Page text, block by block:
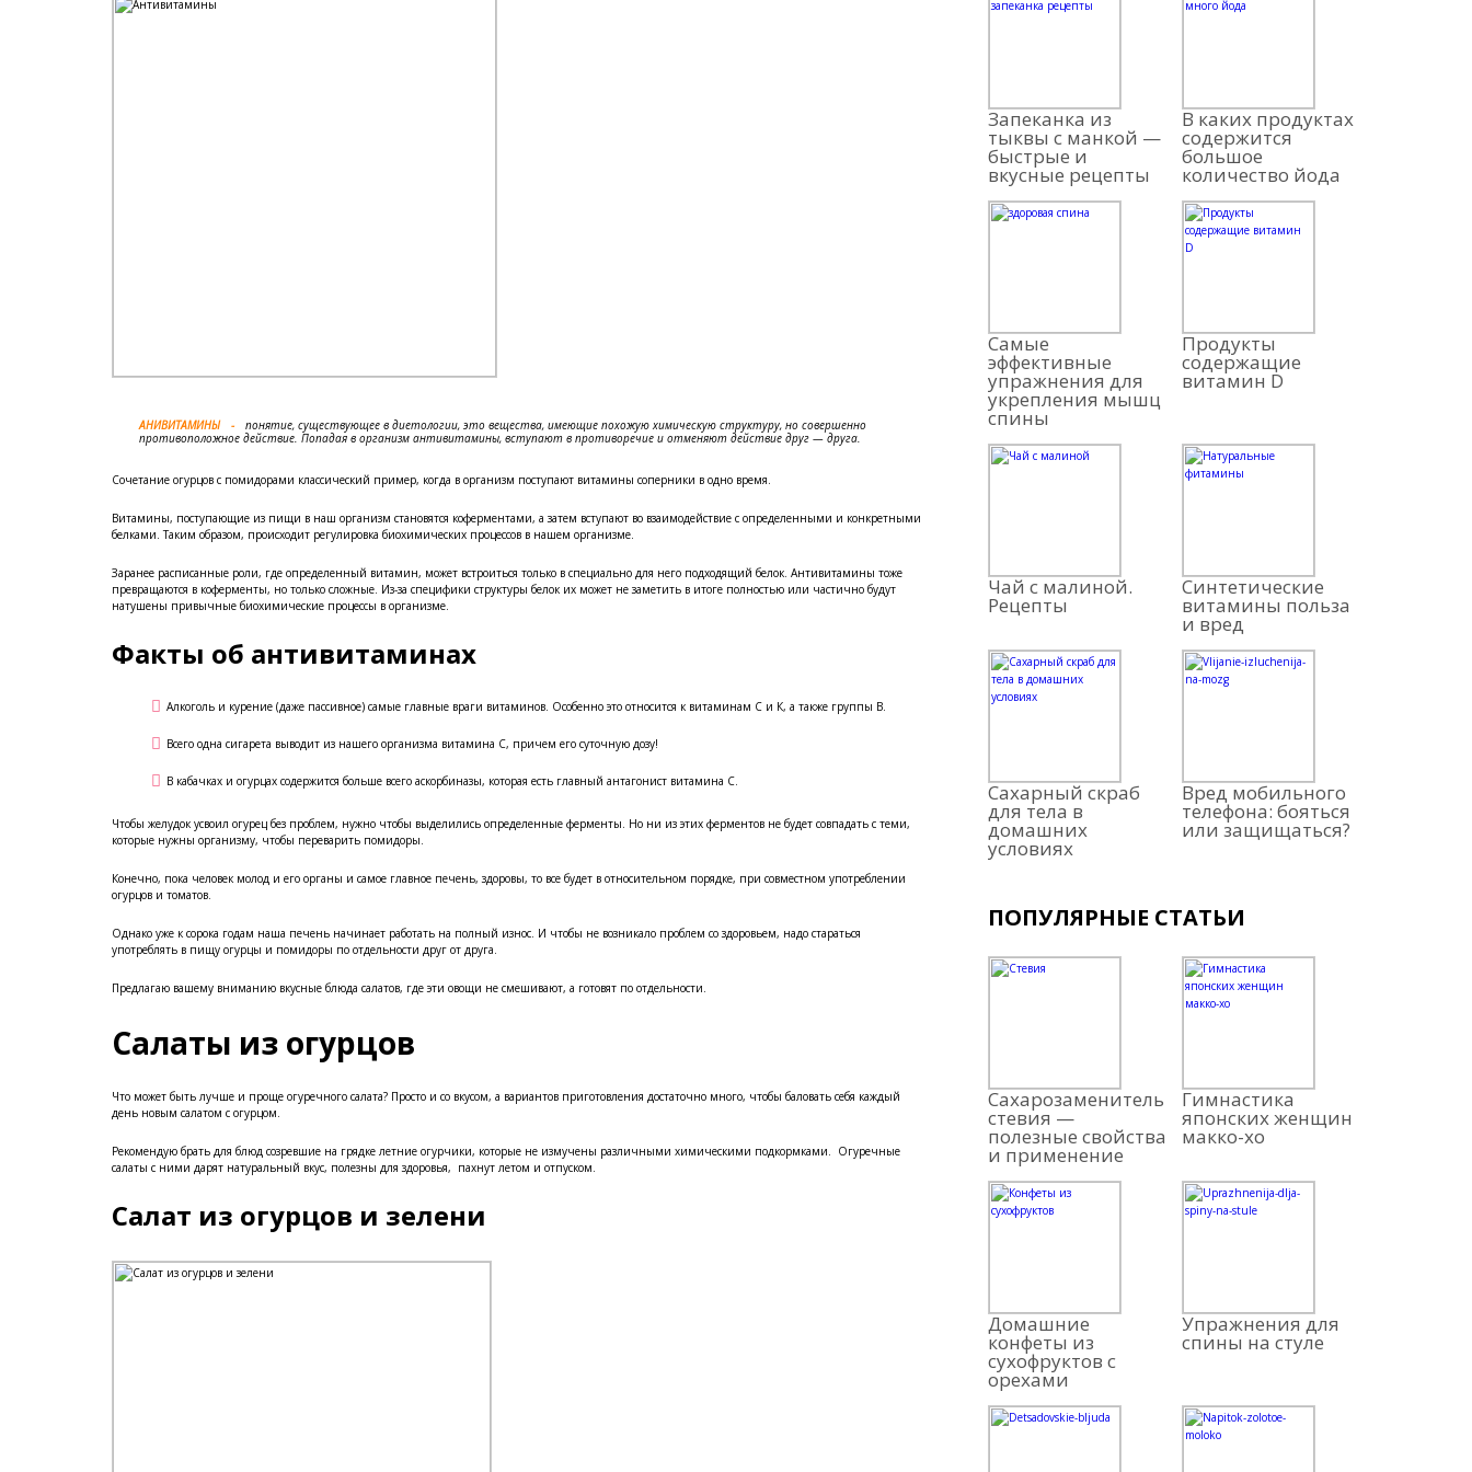
АНИВИТАМИНЫ
понятие, существующее в диетологии, это вещества, имеющие похожую химическую структуру, но совершенно
противоположное действие. Попадая в организм антивитамины, вступают в противоречие и отменяют действие друг — друга.
Сочетание огурцов с помидорами классический пример, когда в организм поступают витамины соперники в одно время.
Витамины, поступающие из пищи в наш организм становятся коферментами, а затем вступают во взаимодействие с определенными и конкретными
белками. Таким образом, происходит регулировка биохимических процессов в нашем организме.
Заранее расписанные роли, где определенный витамин, может встроиться только в специально для него подходящий белок. Антивитамины тоже
превращаются в коферменты, но только сложные. Из-за специфики структуры белок их может не заметить в итоге полностью или частично будут
натушены привычные биохимические процессы в организме.
Факты об антивитаминах
Алкоголь и курение (даже пассивное) самые главные враги витаминов. Особенно это относится к витаминам С и К, а также группы В.
Всего одна сигарета выводит из нашего организма витамина С, причем его суточную дозу!
В кабачках и огурцах содержится больше всего аскорбиназы, которая есть главный антагонист витамина С.
Чтобы желудок усвоил огурец без проблем, нужно чтобы выделились определенные ферменты. Но ни из этих ферментов не будет совпадать с теми,
которые нужны организму, чтобы переварить помидоры.
Конечно, пока человек молод и его органы и самое главное печень, здоровы, то все будет в относительном порядке, при совместном употреблении
огурцов и томатов.
Однако уже к сорока годам наша печень начинает работать на полный износ. И чтобы не возникало проблем со здоровьем, надо стараться
употреблять в пищу огурцы и помидоры по отдельности друг от друга.
Предлагаю вашему вниманию вкусные блюда салатов, где эти овощи не смешивают, а готовят по отдельности.
Салаты из огурцов
Что может быть лучше и проще огуречного салата? Просто и со вкусом, а вариантов приготовления достаточно много, чтобы баловать себя каждый
день новым салатом с огурцом.
Рекомендую брать для блюд созревшие на грядке летние огурчики, которые не измучены различными химическими подкормками. Огуречные
салаты с ними дарят натуральный вкус, полезны для здоровья, пахнут летом и отпуском.
Салат из огурцов и зелени
Запеканка из
тыквы с манкой —
быстрые и
вкусные рецепты
В каких продуктах
содержится
большое
количество йода
Самые
эффективные
упражнения для
укрепления мышц
спины
Продукты
содержащие
витамин D
Чай с малиной.
Рецепты
Синтетические
витамины польза
и вред
Сахарный скраб
для тела в
домашних
условиях
Вред мобильного
телефона: бояться
или защищаться?
ПОПУЛЯРНЫЕ СТАТЬИ
Сахарозаменитель
стевия —
полезные свойства
и применение
Гимнастика
японских женщин
макко-хо
Домашние
конфеты из
сухофруктов с
орехами
Упражнения для
спины на стуле